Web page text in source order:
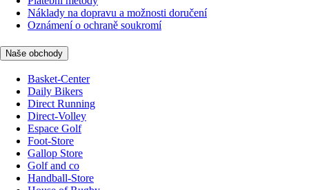
Náklady na dopravu a možnosti doručení
Oznámení o ochraně soukromí
Naše obchody
Basket-Center
Daily Bikers
Direct Running
Direct-Volley
Espace Golf
Foot-Store
Gallop Store
Golf and co
Handball-Store